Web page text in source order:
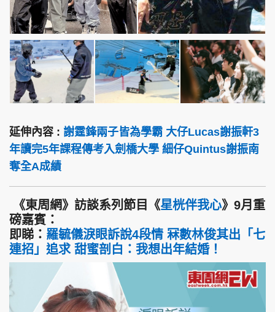
延伸內容 : 謝霆鋒兩子皆為學霸 大仔Lucas謝振軒3
年讀完5年課程傳考入劍橋大學 細仔Quintus謝振南
奪全A成績
《東周網》訪談系列節目《星桄伴我心》9月重
磅嘉賓：
即睇： 羅毓儀淚眼訴說4段情 冧數林俊其出「七
連招」追求 甜蜜剖白：我想出年結婚！